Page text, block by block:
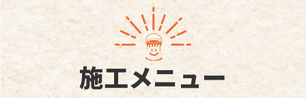
施工メニュー